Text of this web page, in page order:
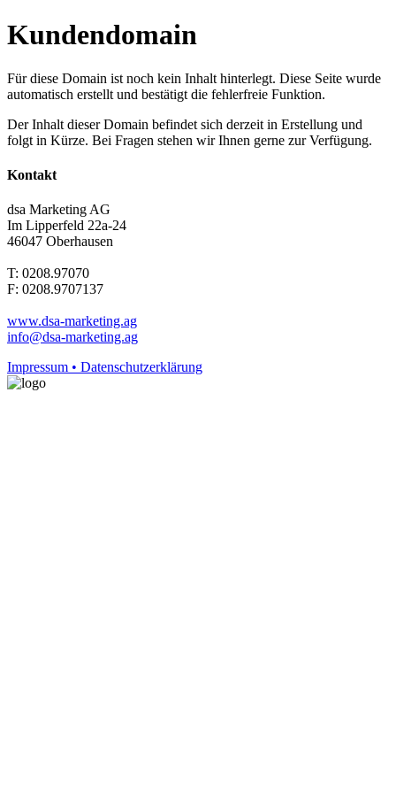
Kundendomain
Für diese Domain ist noch kein Inhalt hinterlegt. Diese Seite wurde
automatisch erstellt und bestätigt die fehlerfreie Funktion.
Der Inhalt dieser Domain befindet sich derzeit in Erstellung und
folgt in Kürze. Bei Fragen stehen wir Ihnen gerne zur Verfügung.
Kontakt
dsa Marketing AG
Im Lipperfeld 22a-24
46047 Oberhausen
T: 0208.97070
F: 0208.9707137
www.dsa-marketing.ag
info@dsa-marketing.ag
Impressum • Datenschutzerklärung